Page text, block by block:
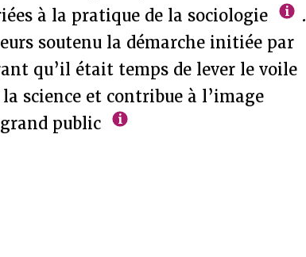
à la pratique de la sociologie
.
soutenu la démarche initiée par
qu’il était temps de lever le voile
science et contribue à l’image
public